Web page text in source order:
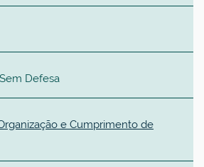
Defesa
e Cumprimento de